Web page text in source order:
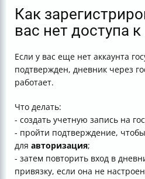
Как
вас нет доступа к
Если у вас еще нет аккаунта
подтвержден, дневник через
работает.
Что делать:
- создать учетную запись на
- пройти подтверждение,
для авторизация;
- затем повторить вход в
привязку, если она не